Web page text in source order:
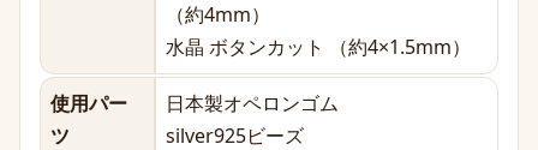
（約4mm）
水晶 ボタンカット （約4×1.5mm）
使用パー
ツ
日本製オペロンゴム
silver925ビーズ